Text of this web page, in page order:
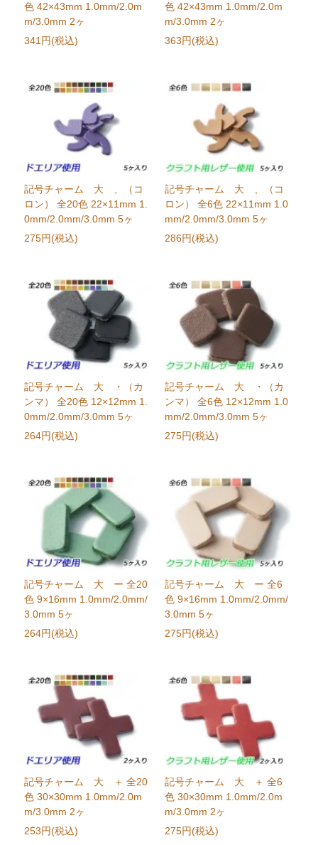
色 42×43mm 1.0mm/2.0m
m/3.0mm 2ヶ
341円(税込)
色 42×43mm 1.0mm/2.0m
m/3.0mm 2ヶ
363円(税込)
記号チャーム 大 、（コ
ロン） 全20色 22×11mm 1.
0mm/2.0mm/3.0mm 5ヶ
275円(税込)
記号チャーム 大 、（コ
ロン） 全6色 22×11mm 1.0
mm/2.0mm/3.0mm 5ヶ
286円(税込)
記号チャーム 大 ・（カ
ンマ） 全20色 12×12mm 1.
0mm/2.0mm/3.0mm 5ヶ
264円(税込)
記号チャーム 大 ・（カ
ンマ） 全6色 12×12mm 1.0
mm/2.0mm/3.0mm 5ヶ
275円(税込)
記号チャーム 大 ー 全20
色 9×16mm 1.0mm/2.0mm/
3.0mm 5ヶ
264円(税込)
記号チャーム 大 ー 全6
色 9×16mm 1.0mm/2.0mm/
3.0mm 5ヶ
275円(税込)
記号チャーム 大 ＋ 全20
色 30×30mm 1.0mm/2.0m
m/3.0mm 2ヶ
253円(税込)
記号チャーム 大 ＋ 全6
色 30×30mm 1.0mm/2.0m
m/3.0mm 2ヶ
275円(税込)